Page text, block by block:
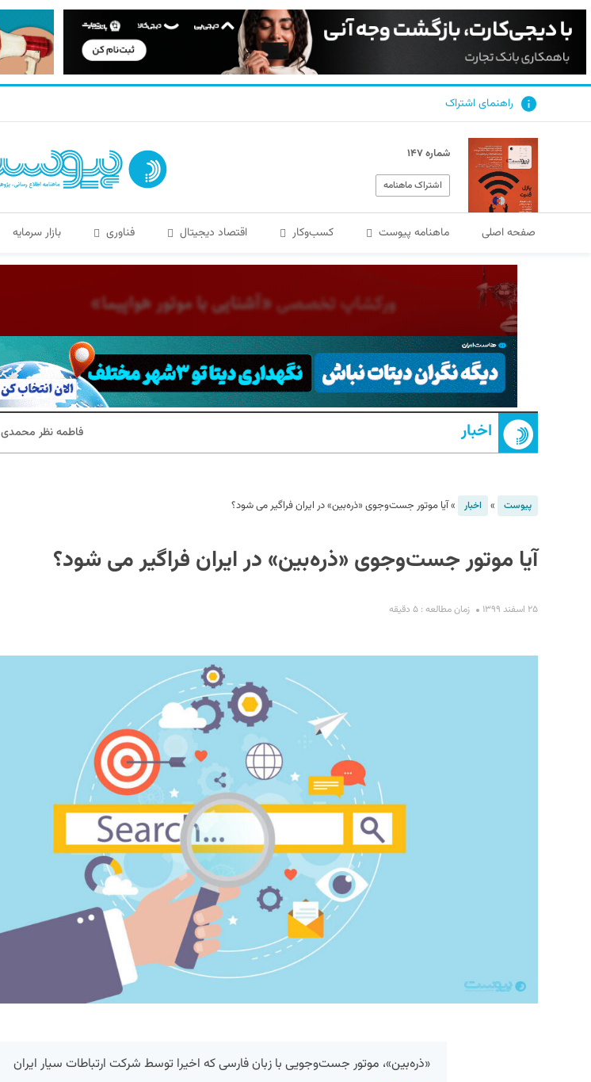
راهنمای اشتراک
شماره ۱۴۷
اشتراک ماهنامه
صفحه اصلی ماهنامه پیوست کسب‌و‌کار اقتصاد دیجیتال فناوری بازار سرمایه
اخبار فاطمه نظر محمدی
پیوست » اخبار »آیا موتور جست‌وجوی «ذره‌بین» در ایران فراگیر می شود؟
آیا موتور جست‌وجوی «ذره‌بین» در ایران فراگیر می شود؟
۲۵ اسفند ۱۳۹۹ زمان مطالعه : ۵ دقیقه
«ذره‌بین»، موتور جست‌وجویی با زبان فارسی که اخیرا توسط شرکت ارتباطات سیار ایران